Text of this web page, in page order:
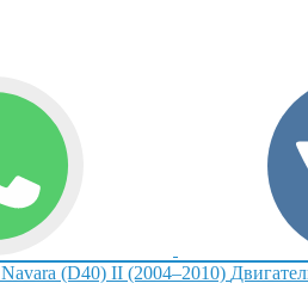
Navara (D40) II (2004–2010)